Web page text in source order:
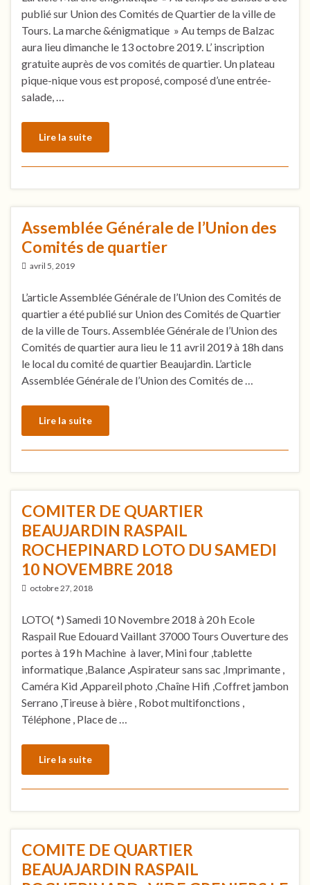
publié sur Union des Comités de Quartier de la ville de
Tours. La marche &énigmatique » Au temps de Balzac
aura lieu dimanche le 13 octobre 2019. L’ inscription
gratuite auprès de vos comités de quartier. Un plateau
pique-nique vous est proposé, composé d’une entrée-
salade, …
Lire la suite
Assemblée Générale de l’Union des
Comités de quartier
avril 5, 2019
L’article Assemblée Générale de l’Union des Comités de
quartier a été publié sur Union des Comités de Quartier
de la ville de Tours. Assemblée Générale de l’Union des
Comités de quartier aura lieu le 11 avril 2019 à 18h dans
le local du comité de quartier Beaujardin. L’article
Assemblée Générale de l’Union des Comités de …
Lire la suite
COMITER DE QUARTIER
BEAUJARDIN RASPAIL
ROCHEPINARD LOTO DU SAMEDI
10 NOVEMBRE 2018
octobre 27, 2018
LOTO( *) Samedi 10 Novembre 2018 à 20 h Ecole
Raspail Rue Edouard Vaillant 37000 Tours Ouverture des
portes à 19 h Machine à laver, Mini four ,tablette
informatique ,Balance ,Aspirateur sans sac ,Imprimante ,
Caméra Kid ,Appareil photo ,Chaîne Hifi ,Coffret jambon
Serrano ,Tireuse à bière , Robot multifonctions ,
Téléphone , Place de …
Lire la suite
COMITE DE QUARTIER
BEAUAJARDIN RASPAIL